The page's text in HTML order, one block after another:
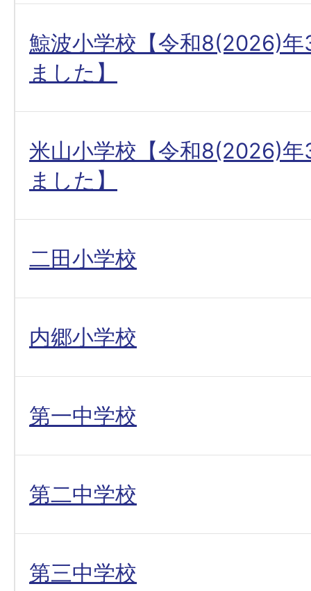
鯨波小学校【令和8(2026)
ました】
米山小学校【令和8(2026)
ました】
二田小学校
内郷小学校
第一中学校
第二中学校
第三中学校